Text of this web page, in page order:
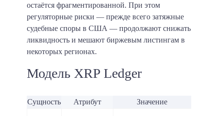
остаётся фрагментированной. При этом
регуляторные риски — прежде всего затяжные
судебные споры в США — продолжают снижать
ликвидность и мешают биржевым листингам в
некоторых регионах.
Модель XRP Ledger
Сущность Атрибут Значение